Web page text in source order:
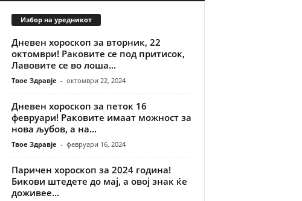
Избор на уредникот
Дневен хороскоп за вторник, 22
октомври! Раковите се под притисок,
Лавовите се во лоша...
Твое Здравје - октомври 22, 2024
Дневен хороскоп за петок 16
февруари! Раковите имаат можност за
нова љубов, а на...
Твое Здравје - февруари 16, 2024
Паричен хороскоп за 2024 година!
Бикови штедете до мај, а овој знак ќе
доживее...